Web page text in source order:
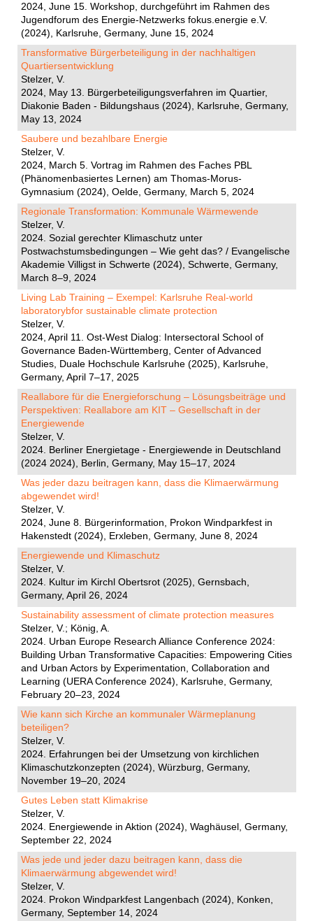
2024, June 15. Workshop, durchgeführt im Rahmen des
Jugendforum des Energie-Netzwerks fokus.energie e.V.
(2024), Karlsruhe, Germany, June 15, 2024
Transformative Bürgerbeteiligung in der nachhaltigen
Quartiersentwicklung
Stelzer, V.
2024, May 13. Bürgerbeteiligungsverfahren im Quartier,
Diakonie Baden - Bildungshaus (2024), Karlsruhe, Germany,
May 13, 2024
Saubere und bezahlbare Energie
Stelzer, V.
2024, March 5. Vortrag im Rahmen des Faches PBL
(Phänomenbasiertes Lernen) am Thomas-Morus-
Gymnasium (2024), Oelde, Germany, March 5, 2024
Regionale Transformation: Kommunale Wärmewende
Stelzer, V.
2024. Sozial gerechter Klimaschutz unter
Postwachstumsbedingungen – Wie geht das? / Evangelische
Akademie Villigst in Schwerte (2024), Schwerte, Germany,
March 8–9, 2024
Living Lab Training – Exempel: Karlsruhe Real-world
laboratorybfor sustainable climate protection
Stelzer, V.
2024, April 11. Ost-West Dialog: Intersectoral School of
Governance Baden-Württemberg, Center of Advanced
Studies, Duale Hochschule Karlsruhe (2025), Karlsruhe,
Germany, April 7–17, 2025
Reallabore für die Energieforschung – Lösungsbeiträge und
Perspektiven: Reallabore am KIT – Gesellschaft in der
Energiewende
Stelzer, V.
2024. Berliner Energietage - Energiewende in Deutschland
(2024 2024), Berlin, Germany, May 15–17, 2024
Was jeder dazu beitragen kann, dass die Klimaerwärmung
abgewendet wird!
Stelzer, V.
2024, June 8. Bürgerinformation, Prokon Windparkfest in
Hakenstedt (2024), Erxleben, Germany, June 8, 2024
Energiewende und Klimaschutz
Stelzer, V.
2024. Kultur im Kirchl Obertsrot (2025), Gernsbach,
Germany, April 26, 2024
Sustainability assessment of climate protection measures
Stelzer, V.; König, A.
2024. Urban Europe Research Alliance Conference 2024:
Building Urban Transformative Capacities: Empowering Cities
and Urban Actors by Experimentation, Collaboration and
Learning (UERA Conference 2024), Karlsruhe, Germany,
February 20–23, 2024
Wie kann sich Kirche an kommunaler Wärmeplanung
beteiligen?
Stelzer, V.
2024. Erfahrungen bei der Umsetzung von kirchlichen
Klimaschutzkonzepten (2024), Würzburg, Germany,
November 19–20, 2024
Gutes Leben statt Klimakrise
Stelzer, V.
2024. Energiewende in Aktion (2024), Waghäusel, Germany,
September 22, 2024
Was jede und jeder dazu beitragen kann, dass die
Klimaerwärmung abgewendet wird!
Stelzer, V.
2024. Prokon Windparkfest Langenbach (2024), Konken,
Germany, September 14, 2024